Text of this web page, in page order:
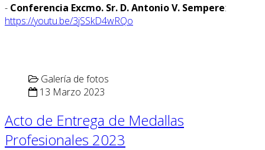
- Conferencia Excmo. Sr. D. Antonio V. Sempere:
https://youtu.be/3jSSkD4wRQo
Galería de fotos
13 Marzo 2023
Acto de Entrega de Medallas
Profesionales 2023